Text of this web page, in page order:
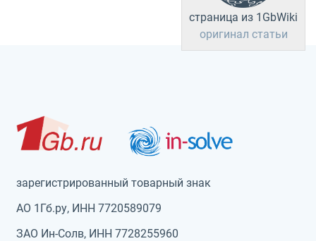
страница из 1GbWiki
оригинал статьи
зарегистрированный товарный знак
АО 1Гб.ру, ИНН 7720589079
ЗАО Ин-Солв, ИНН 7728255960